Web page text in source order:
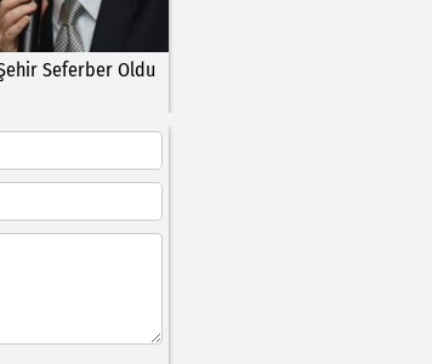
Seferber Oldu